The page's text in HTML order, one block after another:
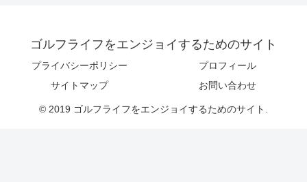
ゴルフライフをエンジョイするためのサイト
プライバシーポリシー
プロフィール
サイトマップ
お問い合わせ
© 2019 ゴルフライフをエンジョイするためのサイト.